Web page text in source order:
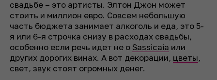
свадьбе – это артисты. Элтон Джон может
стоить и миллион евро. Совсем небольшую
часть бюджета занимает алкоголь и еда, это 5-
я или 6-я строчка снизу в расходах свадьбы,
особенно если речь идет не о Sassicaia или
других дорогих винах. А вот декорации, цветы,
свет, звук стоят огромных денег.